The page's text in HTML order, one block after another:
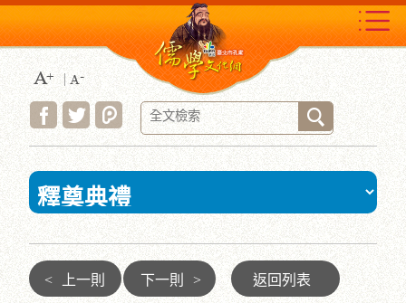
到
主
要
內
容
區
塊
:::
< 上一則 下一則 > 返回列表